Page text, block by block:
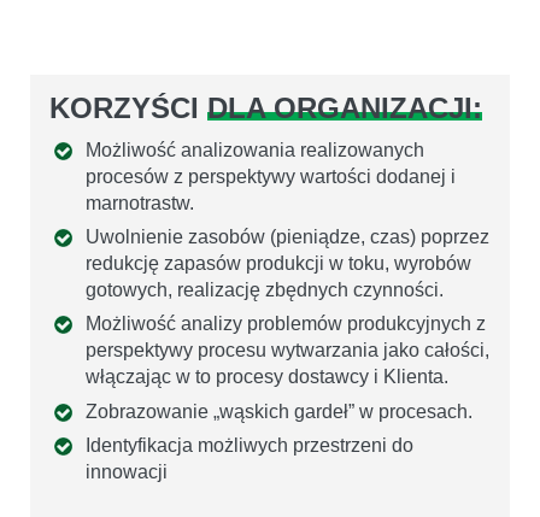
KORZYŚCI DLA ORGANIZACJI:
Możliwość analizowania realizowanych
procesów z perspektywy wartości dodanej i
marnotrastw.
Uwolnienie zasobów (pieniądze, czas) poprzez
redukcję zapasów produkcji w toku, wyrobów
gotowych, realizację zbędnych czynności.
Możliwość analizy problemów produkcyjnych z
perspektywy procesu wytwarzania jako całości,
włączając w to procesy dostawcy i Klienta.
Zobrazowanie „wąskich gardeł” w procesach.
Identyfikacja możliwych przestrzeni do
innowacji